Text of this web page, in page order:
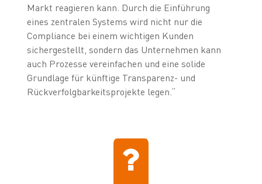
Markt reagieren kann. Durch die Einführung
eines zentralen Systems wird nicht nur die
Compliance bei einem wichtigen Kunden
sichergestellt, sondern das Unternehmen kann
auch Prozesse vereinfachen und eine solide
Grundlage für künftige Transparenz- und
Rückverfolgbarkeitsprojekte legen.“